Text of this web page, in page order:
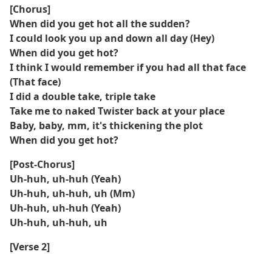
[Chorus]
When did you get hot all the sudden?
I could look you up and down all day (Hey)
When did you get hot?
I think I would remember if you had all that face
(That face)
I did a double take, triple take
Take me to naked Twister back at your place
Baby, baby, mm, it's thickening the plot
When did you get hot?
[Post-Chorus]
Uh-huh, uh-huh (Yeah)
Uh-huh, uh-huh, uh (Mm)
Uh-huh, uh-huh (Yeah)
Uh-huh, uh-huh, uh
[Verse 2]